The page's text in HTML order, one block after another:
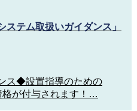
テム取扱いガイダンス」
ス◆設置指導のための
格が付与されます！…